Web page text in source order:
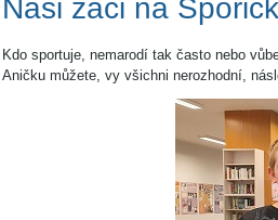
Naši žáci na
Kdo sportuje, nemarodí tak často nebo
Aničku můžete, vy všichni nerozhodní,